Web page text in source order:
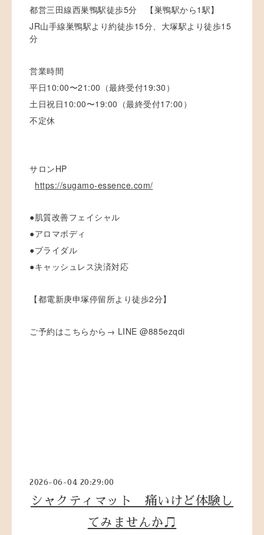
都営三田線西巣鴨駅徒歩5分 【巣鴨駅から1駅】
JR山手線巣鴨駅より約徒歩15分、大塚駅より徒歩15
分
営業時間
平日10:00〜21:00（最終受付19:30）
土日祝日10:00〜19:00（最終受付17:00）
不定休
サロンHP
https://sugamo-essence.com/
●肌質改善フェイシャル
●アロマボディ
●ブライダル
●キャッシュレス決済対応
【都電新庚申塚停留所より徒歩2分】
ご予約はこちらから→ LINE @885ezqdi
2026-06-04 20:29:00
シャクティマット 痛いけど体験し
てみませんか♫